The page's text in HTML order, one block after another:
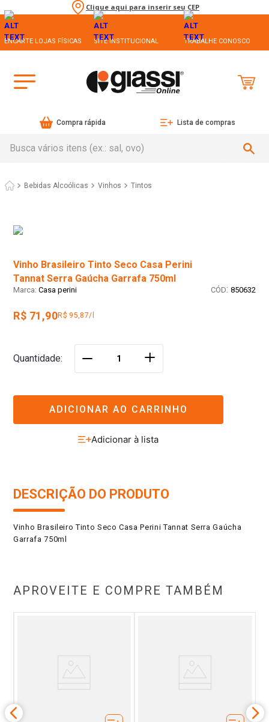
Clique aqui para inserir seu CEP
ENCARTE LOJAS FÍSICAS SITE INSTITUCIONAL TRABALHE CONOSCO
Compra rápida Lista de compras
Bebidas Alcoólicas Vinhos Tintos
Vinho Brasileiro Tinto Seco Casa Perini
Tannat Serra Gaúcha Garrafa 750ml
Casa perini : 850632
R$ 71,90R$ 95,87/l
Quantidade ＋
ADICIONAR AO CARRINHO
DESCRIÇÃO DO PRODUTO
Vinho Brasileiro Tinto Seco Casa Perini Tannat Serra Gaúcha
Garrafa 750ml
APROVEITE E COMPRE TAMBÉM